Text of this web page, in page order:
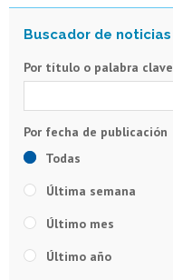
Por título o palabra clave
Todas
Última semana
Último mes
Último año